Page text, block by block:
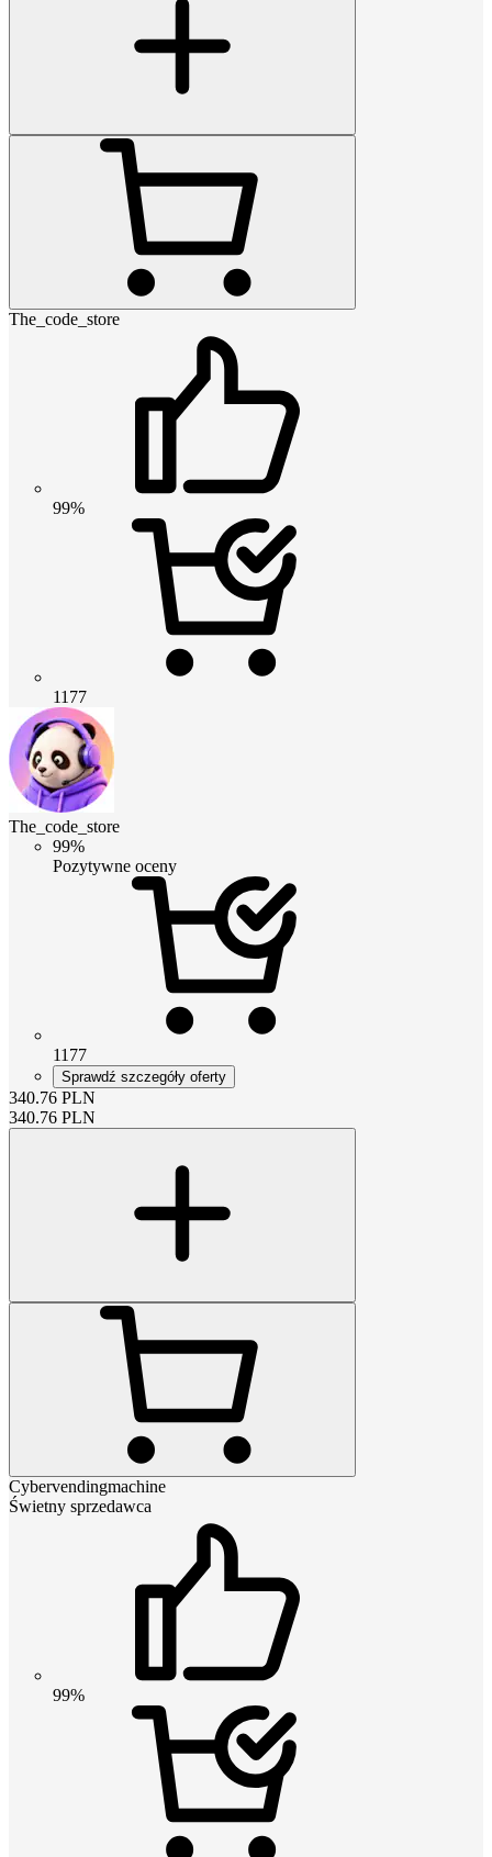
The_code_store
99%
1177
The_code_store
99%
Pozytywne oceny
1177
Sprawdź szczegóły oferty
340.76 PLN
340.76 PLN
Cybervendingmachine
Świetny sprzedawca
99%